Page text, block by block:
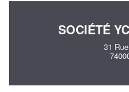
SOCIÉTÉ
31